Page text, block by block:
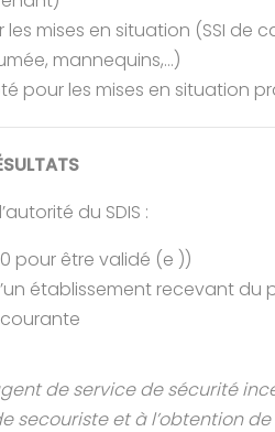
mises en situation (SSI de
mannequins,…)
pour les mises en situation
du SDIS :
pour être validé (e ))
établissement recevant
de service de sécurité
secouriste et à l’obtention